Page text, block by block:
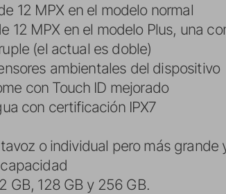
12 MPX en el modelo normal
12 MPX en el modelo Plus, una
(el actual es doble)
ambientales del dispositivo
con Touch ID mejorado
con certificación IPX7
o individual pero más grande
GB, 128 GB y 256 GB.